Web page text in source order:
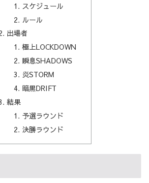
スケジュール
ルール
出場者
極上LOCKDOWN
瞬息SHADOWS
炎STORM
暗黒DRIFT
結果
予選ラウンド
決勝ラウンド